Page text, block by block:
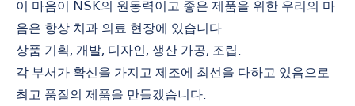
이 마음이 NSK의 원동력이고 좋은 제품을 위한 우리의 마
음은 항상 치과 의료 현장에 있습니다.
상품 기획, 개발, 디자인, 생산 가공, 조립.
각 부서가 확신을 가지고 제조에 최선을 다하고 있음으로
최고 품질의 제품을 만들겠습니다.